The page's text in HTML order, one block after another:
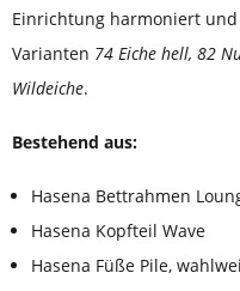
Einrichtung harmoniert
Varianten 74 Eiche hell, 82
Wildeiche.
Bestehend aus:
Hasena Bettrahmen
Hasena Kopfteil Wave
Hasena Füße Pile,